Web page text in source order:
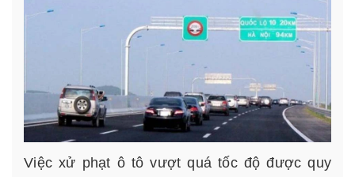
Việc xử phạt ô tô vượt quá tốc độ được quy